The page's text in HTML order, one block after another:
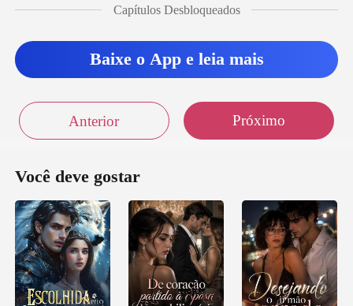
Capítulos Desbloqueados
Baixe o App e leia mais
Anterior Próximo
Você deve gostar